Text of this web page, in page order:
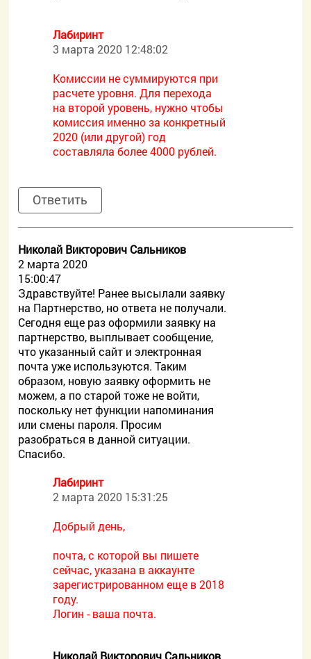
Лабиринт
3 марта 2020 12:48:02
Комиссии не суммируются при
расчете уровня. Для перехода
на второй уровень, нужно чтобы
комиссия именно за конкретный
2020 (или другой) год
составляла более 4000 рублей.
Ответить
Николай Викторович Сальников
2 марта 2020
15:00:47
Здравствуйте! Ранее высылали заявку
на Партнерство, но ответа не получали.
Сегодня еще раз оформили заявку на
партнерство, выплывает сообщение,
что указанный сайт и электронная
почта уже используются. Таким
образом, новую заявку оформить не
можем, а по старой тоже не войти,
поскольку нет функции напоминания
или смены пароля. Просим
разобраться в данной ситуации.
Спасибо.
Лабиринт
2 марта 2020 15:31:25
Добрый день,
почта, с которой вы пишете
сейчас, указана в аккаунте
зарегистрированном еще в 2018
году.
Логин - ваша почта.
Николай Викторович Сальников